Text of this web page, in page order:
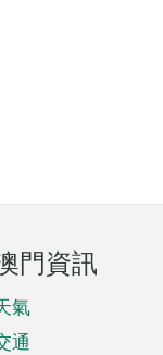
門資訊
氣
通